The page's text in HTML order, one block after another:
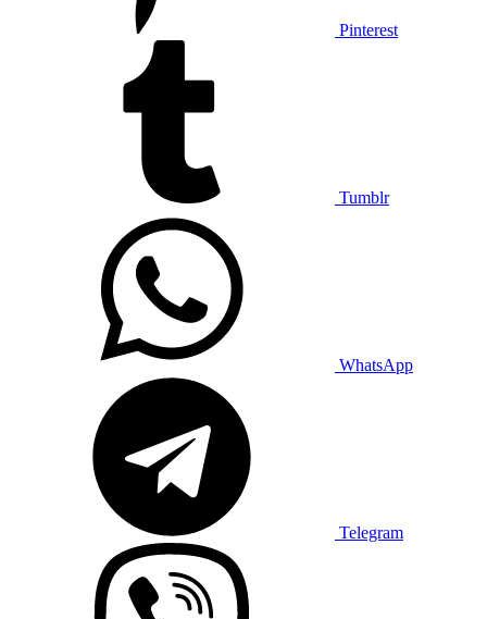
Pinterest
Tumblr
WhatsApp
Telegram